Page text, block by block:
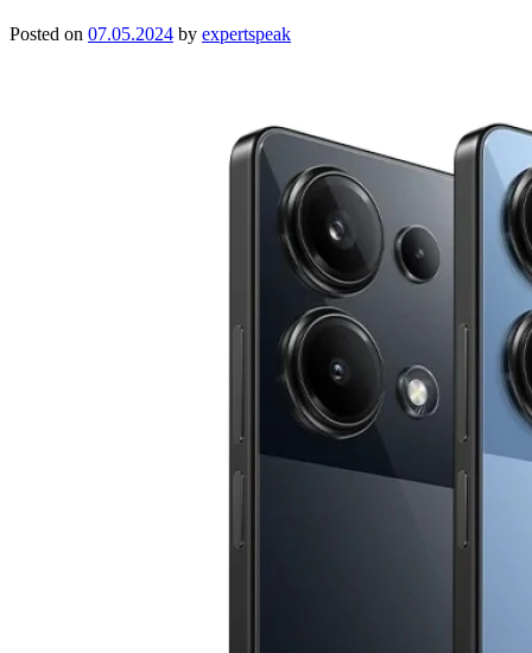
Posted on 07.05.2024 by expertspeak